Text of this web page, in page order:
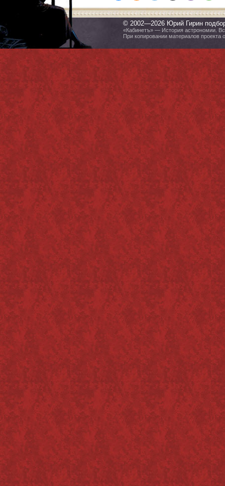
© 2002—2026 Юрий Гирин
«Кабинетъ» — История астрономии.
При копировании материалов проекта